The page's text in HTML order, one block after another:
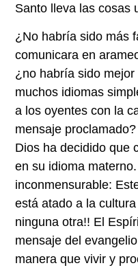
Santo lleva las cosas
¿No habría sido más
comunicara en
¿no habría sido
muchos idiomas
a los oyentes con la
mensaje
Dios ha decidido que
en su idioma
inconmensurable:
está atado a la
ninguna otra!! El
mensaje del
manera que vivir y